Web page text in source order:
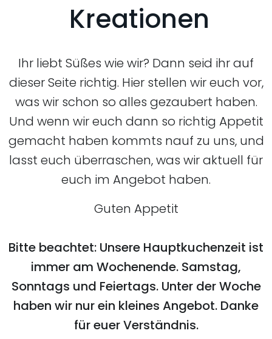
Kreationen
Ihr liebt Süßes wie wir? Dann seid ihr auf
dieser Seite richtig. Hier stellen wir euch vor,
was wir schon so alles gezaubert haben.
Und wenn wir euch dann so richtig Appetit
gemacht haben kommts nauf zu uns, und
lasst euch überraschen, was wir aktuell für
euch im Angebot haben.
Guten Appetit
Bitte beachtet: Unsere Hauptkuchenzeit ist
immer am Wochenende. Samstag,
Sonntags und Feiertags. Unter der Woche
haben wir nur ein kleines Angebot. Danke
für euer Verständnis.